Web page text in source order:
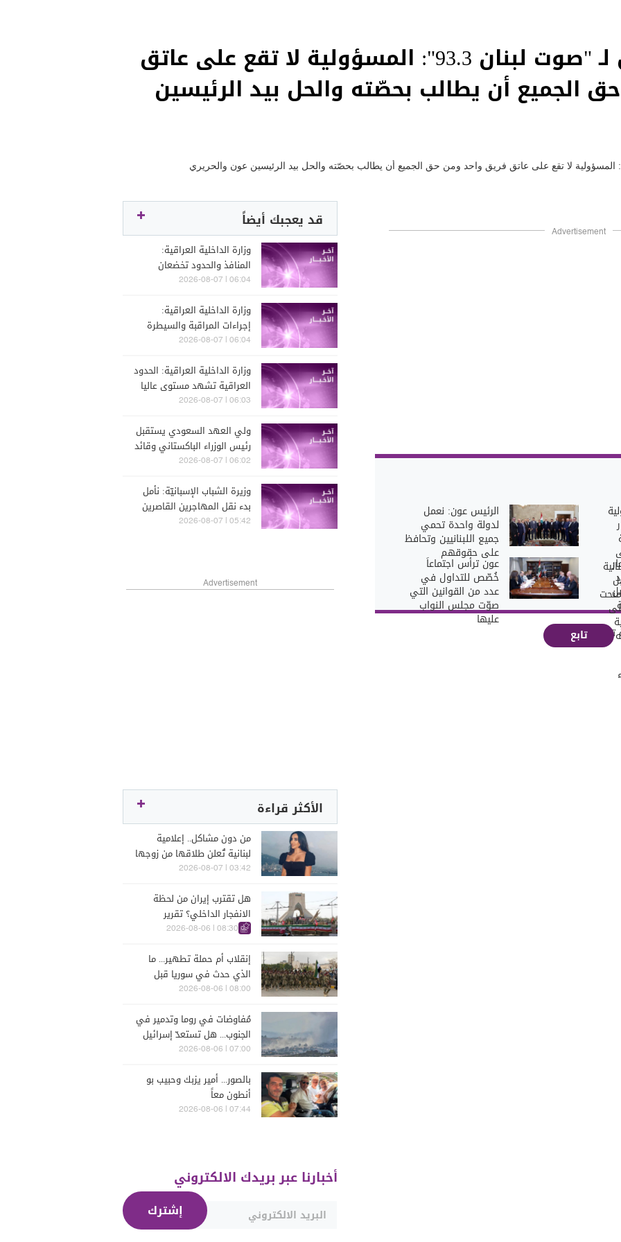
النائب سليم عون لـ "صوت لبنان 93.3": المسؤولية لا تقع على عاتق
الجميع أن يطالب بحصّته والحل بيد الرئيسين
Advertisement
الرئيس عون: نعمل
لدولة واحدة تحمي
جميع اللبنانيين وتحافظ
على حقوقهم
عون ترأس اجتماعاً
خُصّص للتداول في
عدد من القوانين التي
صوّت مجلس النواب
عليها
تابع
قد يعجبك أيضاً
وزارة الداخلية العراقية:
المنافذ والحدود تخضعان
لرقابة وإجراءات دقيقة تحقق
06:04 | 2026-08-07
وزارة الداخلية العراقية:
إجراءات المراقبة والسيطرة
على الشريط الحدودي أسهمت
محاولات التسلل والتهريب
06:04 | 2026-08-07
وزارة الداخلية العراقية: الحدود
العراقية تشهد مستوى عاليا
من الأمن والاستقرار
06:03 | 2026-08-07
ولي العهد السعودي يستقبل
رئيس الوزراء الباكستاني وقائد
الجيش في قصر الصفا بمكة
06:02 | 2026-08-07
وزيرة الشباب الإسبانيّة: نأمل
بدء نقل المهاجرين القاصرين
إلى البرّ الإسباني خلال أسابيع
05:42 | 2026-08-07
Advertisement
الأكثر قراءة
من دون مشاكل.. إعلامية
لبنانية تُعلن طلاقها من زوجها
رجل الأعمال
03:42 | 2026-08-07
هل تقترب إيران من لحظة
الانفجار الداخلي؟ تقرير
اسرائيلي يكشف الكواليس
08:30 | 2026-08-06
إنقلاب أم حملة تطهير... ما
الذي حدث في سوريا قبل
يومين؟
08:00 | 2026-08-06
مُفاوضات في روما وتدمير في
الجنوب... هل تستعدّ إسرائيل
للحرب؟
07:00 | 2026-08-06
بالصور... أمير يزبك وحبيب بو
أنطون معاً
07:44 | 2026-08-06
أخبارنا عبر بريدك الالكتروني
إشترك